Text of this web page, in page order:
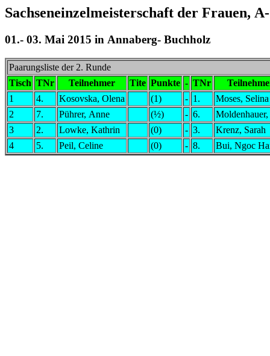
Sachseneinzelmeisterschaft der Frauen,
01.- 03. Mai 2015 in Annaberg- Buchholz
Paarungsliste der 2. Runde
Tisch TNr Teilnehmer Tite Punkte - TNr
1
4. Kosovska, Olena (1) - 1.
Moses, Selina
2
7. Pührer, Anne (½) - 6.
3
2. Lowke, Kathrin (0) - 3.
Krenz, Sarah
4
5. Peil, Celine (0) - 8. Bui, Ngoc